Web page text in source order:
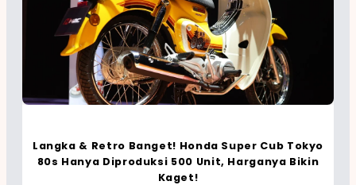
Langka & Retro Banget! Honda Super Cub Tokyo
80s Hanya Diproduksi 500 Unit, Harganya Bikin
Kaget!